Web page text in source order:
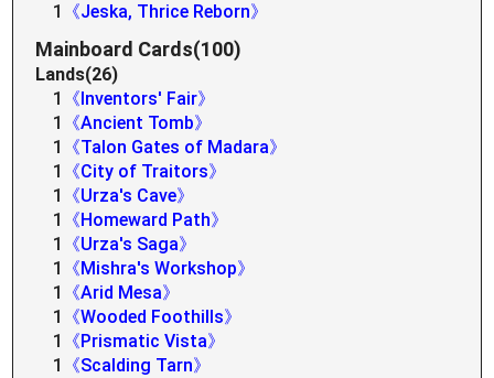
1
《Jeska, Thrice Reborn》
Mainboard Cards(100)
Lands(26)
1
《Inventors' Fair》
1
《Ancient Tomb》
1
《Talon Gates of Madara》
1
《City of Traitors》
1
《Urza's Cave》
1
《Homeward Path》
1
《Urza's Saga》
1
《Mishra's Workshop》
1
《Arid Mesa》
1
《Wooded Foothills》
1
《Prismatic Vista》
1
《Scalding Tarn》